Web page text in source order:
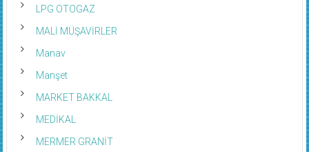
LPG OTOGAZ
MALİ MÜŞAVİRLER
Manav
Manşet
MARKET BAKKAL
MEDİKAL
MERMER GRANİT